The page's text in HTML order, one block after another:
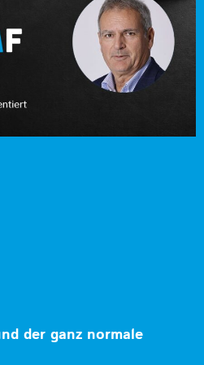
der ganz normale